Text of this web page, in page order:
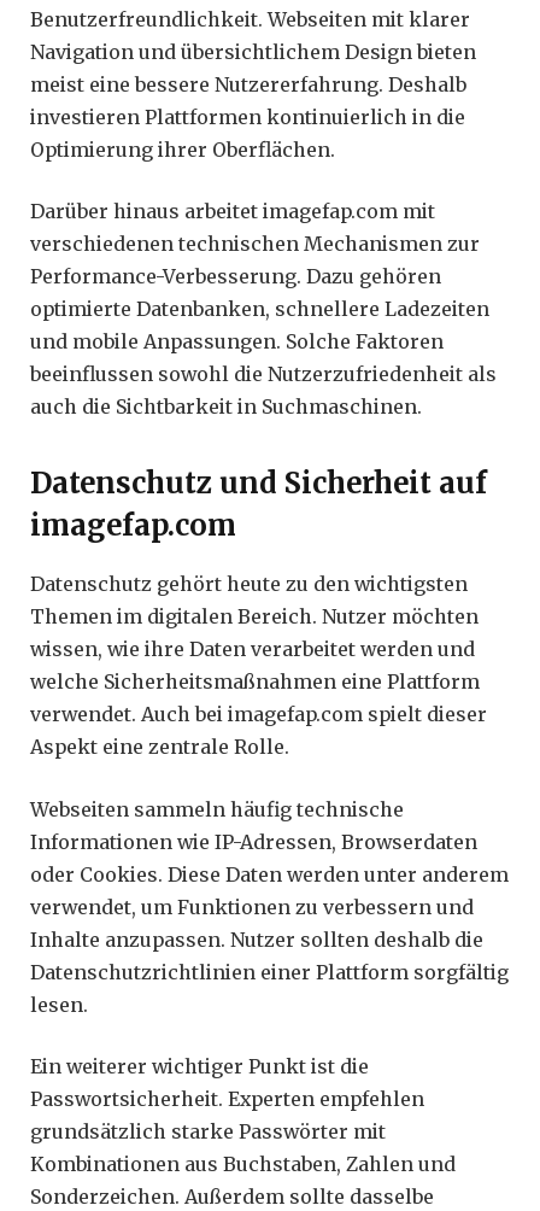
Benutzerfreundlichkeit. Webseiten mit klarer
Navigation und übersichtlichem Design bieten
meist eine bessere Nutzererfahrung. Deshalb
investieren Plattformen kontinuierlich in die
Optimierung ihrer Oberflächen.
Darüber hinaus arbeitet imagefap.com mit
verschiedenen technischen Mechanismen zur
Performance-Verbesserung. Dazu gehören
optimierte Datenbanken, schnellere Ladezeiten
und mobile Anpassungen. Solche Faktoren
beeinflussen sowohl die Nutzerzufriedenheit als
auch die Sichtbarkeit in Suchmaschinen.
Datenschutz und Sicherheit auf
imagefap.com
Datenschutz gehört heute zu den wichtigsten
Themen im digitalen Bereich. Nutzer möchten
wissen, wie ihre Daten verarbeitet werden und
welche Sicherheitsmaßnahmen eine Plattform
verwendet. Auch bei imagefap.com spielt dieser
Aspekt eine zentrale Rolle.
Webseiten sammeln häufig technische
Informationen wie IP-Adressen, Browserdaten
oder Cookies. Diese Daten werden unter anderem
verwendet, um Funktionen zu verbessern und
Inhalte anzupassen. Nutzer sollten deshalb die
Datenschutzrichtlinien einer Plattform sorgfältig
lesen.
Ein weiterer wichtiger Punkt ist die
Passwortsicherheit. Experten empfehlen
grundsätzlich starke Passwörter mit
Kombinationen aus Buchstaben, Zahlen und
Sonderzeichen. Außerdem sollte dasselbe